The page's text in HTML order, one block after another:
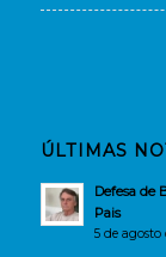
ÚLTIMAS
Defesa de
Pais
5 de agosto